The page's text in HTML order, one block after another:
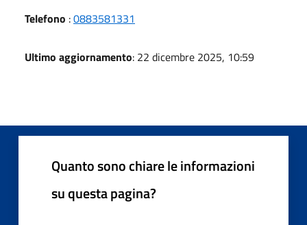
Telefono :0883581331
Ultimo aggiornamento: 22 dicembre 2025, 10:59
Quanto sono chiare le informazioni
su questa pagina?